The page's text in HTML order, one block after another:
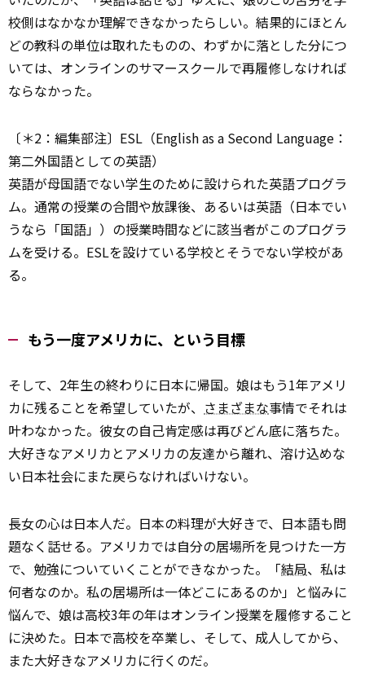
校側はなかなか理解できなかったらしい。結果的にほとん
どの教科の単位は取れたものの、わずかに落とした分につ
いては、オンラインのサマースクールで再履修しなければ
ならなかった。
〔＊2：編集部注〕ESL（English as a Second Language：
第二外国語としての英語）
英語が母国語でない学生のために設けられた英語プログラ
ム。通常の授業の合間や放課後、あるいは英語（日本でい
うなら「国語」）の授業時間などに該当者がこのプログラ
ムを受ける。ESLを設けている学校とそうでない学校があ
る。
もう一度アメリカに、という目標
そして、2年生の終わりに日本に帰国。娘はもう1年アメリ
カに残ることを希望していたが、 さまざまな事情でそれは
叶わなかった。彼女の自己肯定感は再びどん底に落ちた。
大好きなアメリカとアメリカの友達から離れ、溶け込めな
い日本社会にまた戻らなければいけない。
長女の心は日本人だ。日本の料理が大好きで、日本語も問
題なく話せる。アメリカでは自分の居場所を見つけた一方
で、勉強についていくことができなかった。「結局、私は
何者なのか。私の居場所は一体どこにあるのか」と悩みに
悩んで、娘は高校3年の年はオンライン授業を履修すること
に決めた。日本で高校を卒業し、そして、成人してから、
また大好きなアメリカに行くのだ。